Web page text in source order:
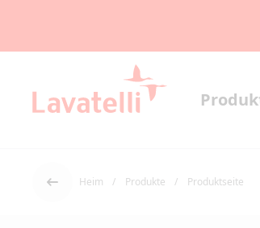
Der Rücken
Heim Produkte Produktseite